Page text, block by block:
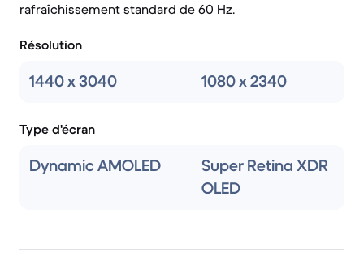
rafraîchissement standard de 60 Hz.
Résolution
1440 x 3040 1080 x 2340
Type d'écran
Dynamic AMOLED
Super Retina XDR
OLED